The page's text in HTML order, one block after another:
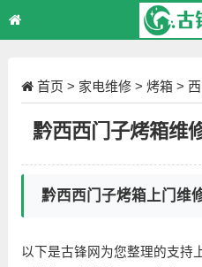
首页 > 家电维修> 烤箱>
黔西西门子烤箱维
黔西西门子烤箱上门维
以下是古锋网为您整理的支持